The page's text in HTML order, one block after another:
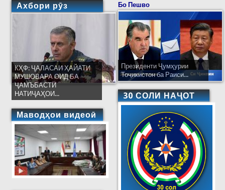
Ахбори рӯз
КҲФ: ҶАЛАСАИ ҲАЙАТИ
МУШОВАРА ОИД БА
ҶАМЪБАСТИ
НАТИҶАҲОИ...
Маводҳои видеоӣ
Бо Пешво
Президенти Ҷумҳурии
Тоҷикистон ба Раиси...
30 СОЛИ НАҶОТ